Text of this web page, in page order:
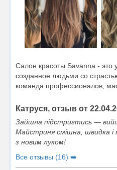
Салон красоты Savanna - это
созданное людьми со
команда профессионалов,
Катруся, отзыв от
Зайшла підстригтись —
Майстриня смішнa, швидкa і
з новим лукoм!
Все отзывы (16) ➡️